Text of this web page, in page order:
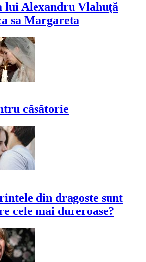
lui Alexandru Vlahuţă
sa Margareta
căsătorie
din dragoste sunt
cele mai dureroase?